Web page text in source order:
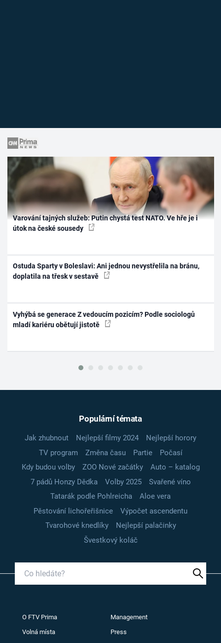
Varování tajných služeb: Putin chystá test NATO. Ve hře je i
útok na české sousedy
Ostuda Sparty v Boleslavi: Ani jednou nevystřelila na bránu,
doplatila na třesk v sestavě
Vyhýbá se generace Z vedoucím pozicím? Podle sociologů
mladí kariéru obětují jistotě
Populární témata
Jak zhubnout Nejlepší filmy 2024
Nejlepší horory
TV program
Změna času Partie
Počasí
Kdy budou volby
ZOO Nové začátky
Auto – katalog
7 pádů Honzy Dědka
Volby 2025
Svařené víno
Tatarák podle Pohlreicha
Aloe vera
Pěstování lichořeřišnice
Výpočet ascendentu
Tvarohové knedlíky
Nejlepší palačinky
Švestkový koláč
O FTV Prima Management
Volná místa Press